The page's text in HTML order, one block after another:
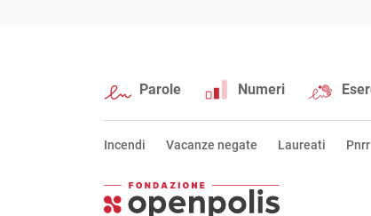
Parole Numeri
Incendi Vacanze negate Laureati Pnrr